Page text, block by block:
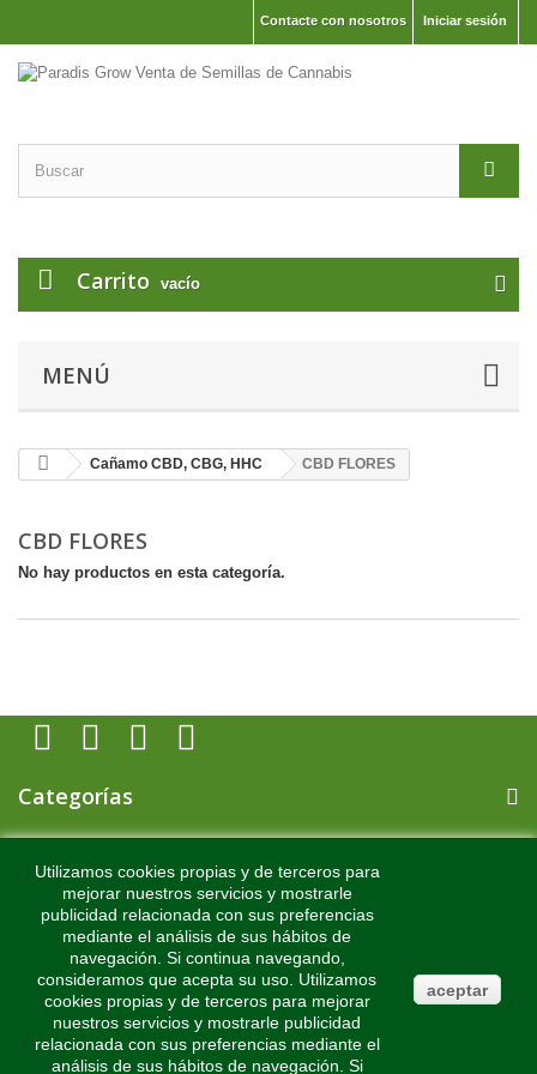
Iniciar sesión
Contacte con nosotros
Carrito vacío
MENÚ
Cañamo CBD, CBG, HHC CBD FLORES
CBD FLORES
No hay productos en esta categoría.
Categorías
Información
Mi cuenta
Información sobre la tienda
Utilizamos cookies propias y de terceros para
mejorar nuestros servicios y mostrarle
publicidad relacionada con sus preferencias
mediante el análisis de sus hábitos de
navegación. Si continua navegando,
consideramos que acepta su uso. Utilizamos
cookies propias y de terceros para mejorar
nuestros servicios y mostrarle publicidad
relacionada con sus preferencias mediante el
análisis de sus hábitos de navegación. Si
aceptar